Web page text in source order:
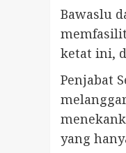
Bawaslu
ketat ini,
Penjabat
yang